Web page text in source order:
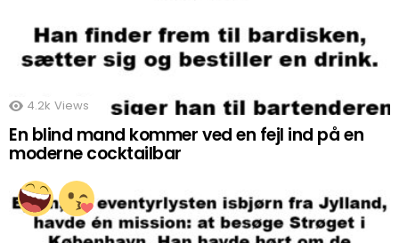
4.2k Views
En blind mand kommer ved en fejl ind på en
moderne cocktailbar